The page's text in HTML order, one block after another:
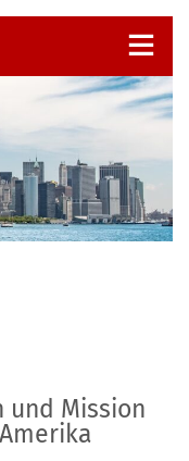
und Mission